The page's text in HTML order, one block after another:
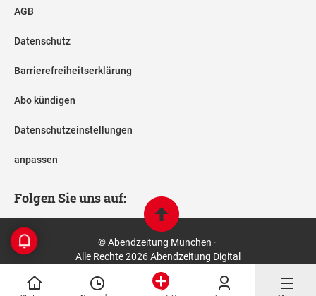
AGB
Datenschutz
Barrierefreiheitserklärung
Abo kündigen
Datenschutzeinstellungen
anpassen
Folgen Sie uns auf:
© Abendzeitung München ·
Alle Rechte 2026 Abendzeitung Digital